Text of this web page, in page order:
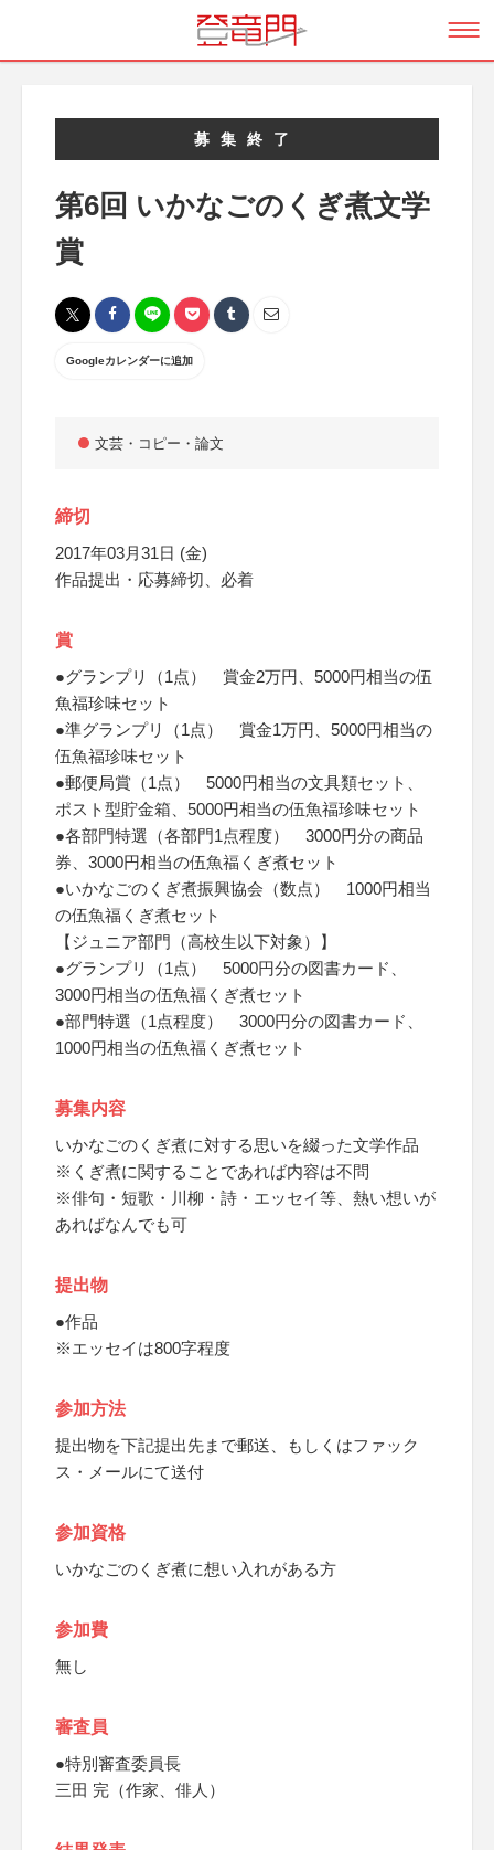
募集終了
第6回 いかなごのくぎ煮文学
賞
Googleカレンダーに追加
文芸・コピー・論文
締切
2017年03月31日 (金)
作品提出・応募締切、必着
賞
●グランプリ（1点） 賞金2万円、5000円相当の伍
魚福珍味セット
●準グランプリ（1点） 賞金1万円、5000円相当の
伍魚福珍味セット
●郵便局賞（1点） 5000円相当の文具類セット、
ポスト型貯金箱、5000円相当の伍魚福珍味セット
●各部門特選（各部門1点程度） 3000円分の商品
券、3000円相当の伍魚福くぎ煮セット
●いかなごのくぎ煮振興協会（数点） 1000円相当
の伍魚福くぎ煮セット
【ジュニア部門（高校生以下対象）】
●グランプリ（1点） 5000円分の図書カード、
3000円相当の伍魚福くぎ煮セット
●部門特選（1点程度） 3000円分の図書カード、
1000円相当の伍魚福くぎ煮セット
募集内容
いかなごのくぎ煮に対する思いを綴った文学作品
※くぎ煮に関することであれば内容は不問
※俳句・短歌・川柳・詩・エッセイ等、熱い想いが
あればなんでも可
提出物
●作品
※エッセイは800字程度
参加方法
提出物を下記提出先まで郵送、もしくはファック
ス・メールにて送付
参加資格
いかなごのくぎ煮に想い入れがある方
参加費
無し
審査員
●特別審査委員長
三田 完（作家、俳人）